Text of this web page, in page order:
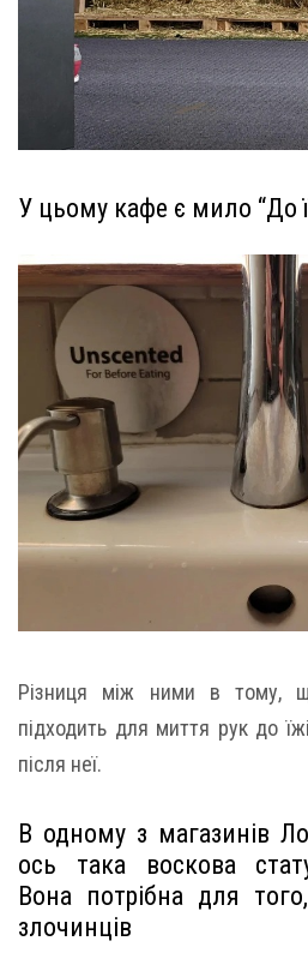
У цьому кафе є мило “До
Різниця між ними в тому,
підходить для миття рук до
після неї.
В одному з магазинів
ось така воскова
Вона потрібна для
злочинців